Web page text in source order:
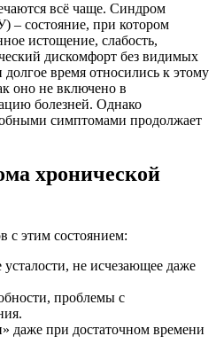
всё чаще. Синдром
– состояние, при котором
истощение, слабость,
дискомфорт без видимых
время относились к этому
оно не включено в
болезней. Однако
симптомами продолжает
хронической
с этим состоянием:
не исчезающее даже
проблемы с
даже при достаточном времени